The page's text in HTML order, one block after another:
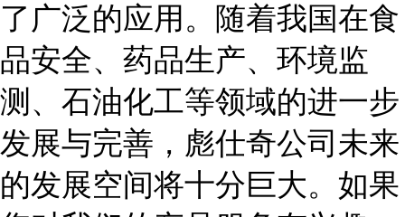
了广泛的应用。随着我国在食
品安全、药品生产、环境监
测、石油化工等领域的进一步
发展与完善，彪仕奇公司未来
的发展空间将十分巨大。如果